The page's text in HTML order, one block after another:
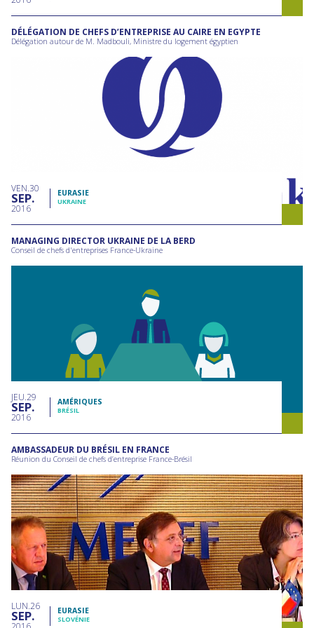
DÉLÉGATION DE CHEFS D’ENTREPRISE AU CAIRE EN EGYPTE
Délégation autour de M. Madbouli, Ministre du logement égyptien
VEN 30
SEP
2016
EURASIE
UKRAINE
MANAGING DIRECTOR UKRAINE DE LA BERD
Conseil de chefs d'entreprises France-Ukraine
JEU 29
SEP
2016
AMÉRIQUES
BRÉSIL
AMBASSADEUR DU BRÉSIL EN FRANCE
Réunion du Conseil de chefs d’entreprise France-Brésil
LUN 26
SEP EURASIE
SLOVÉNIE